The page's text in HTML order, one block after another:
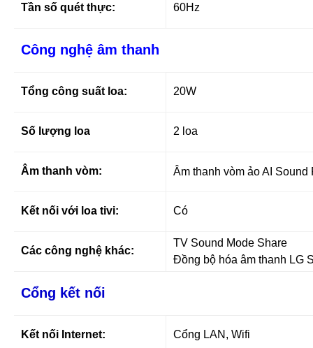
Tần số quét thực: 60Hz
Công nghệ âm thanh
Tổng công suất loa: 20W
Số lượng loa 2 loa
Âm thanh vòm: Âm thanh vòm ảo AI
Kết nối với loa tivi: Có
Các công nghệ khác:
TV Sound Mode Share
Đồng bộ hóa âm thanh LG
Cổng kết nối
Kết nối Internet: Cổng LAN, Wifi